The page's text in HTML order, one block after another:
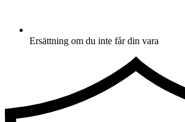
Ersättning om du inte får din vara